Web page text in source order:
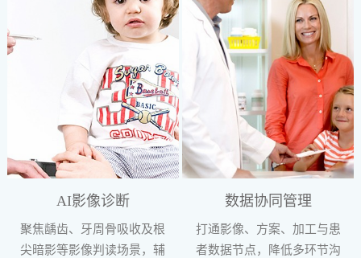
AI影像诊断
聚焦龋齿、牙周骨吸收及根
尖暗影等影像判读场景，辅
数据协同管理
打通影像、方案、加工与患
者数据节点，降低多环节沟